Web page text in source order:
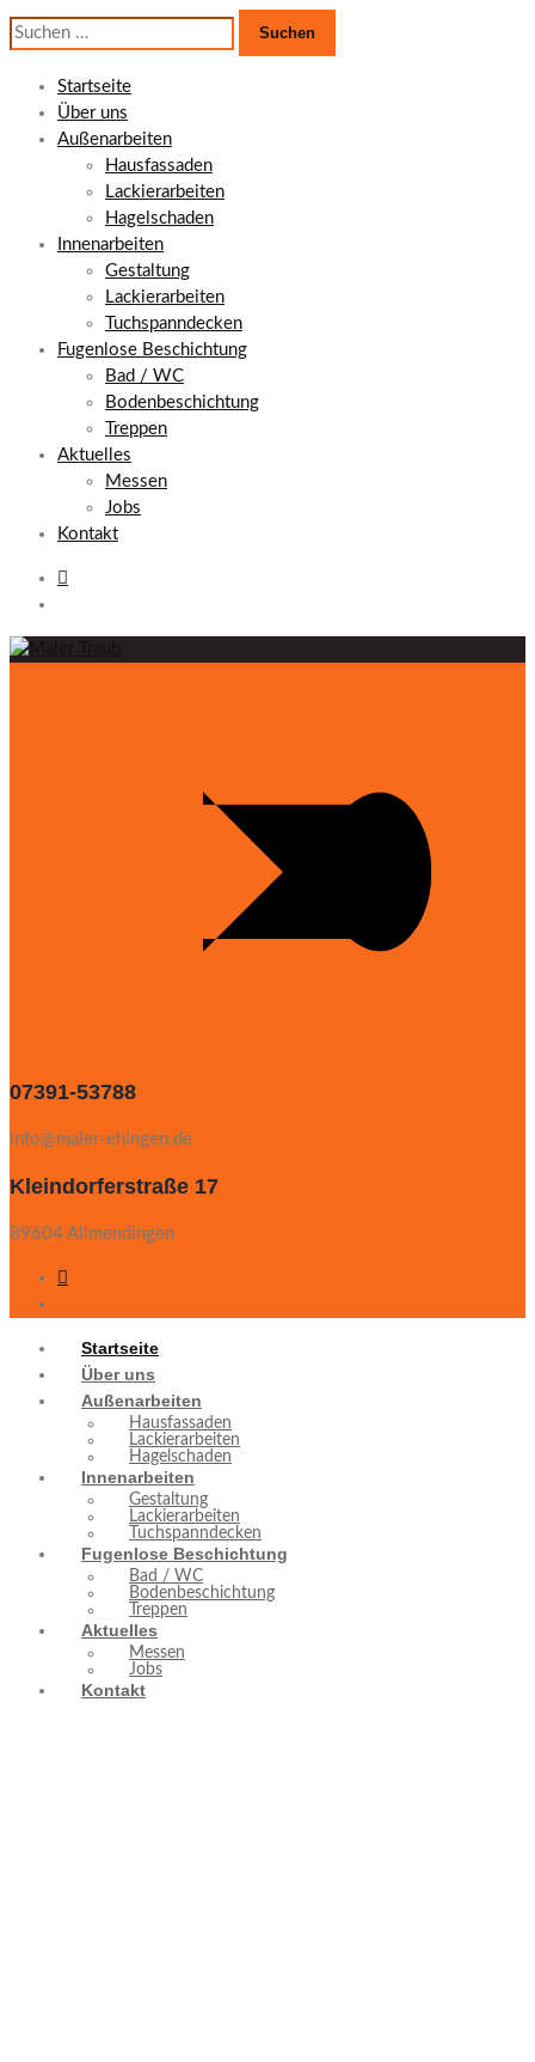
Suchen
nach:
Startseite
Über uns
Außenarbeiten
Hausfassaden
Lackierarbeiten
Hagelschaden
Innenarbeiten
Gestaltung
Lackierarbeiten
Tuchspanndecken
Fugenlose Beschichtung
Bad / WC
Bodenbeschichtung
Treppen
Aktuelles
Messen
Jobs
Kontakt
07391-53788
info@maler-ehingen.de
Kleindorferstraße 17
89604 Allmendingen
Startseite
Über uns
Außenarbeiten
Hausfassaden
Lackierarbeiten
Hagelschaden
Innenarbeiten
Gestaltung
Lackierarbeiten
Tuchspanndecken
Fugenlose Beschichtung
Bad / WC
Bodenbeschichtung
Treppen
Aktuelles
Messen
Jobs
Kontakt